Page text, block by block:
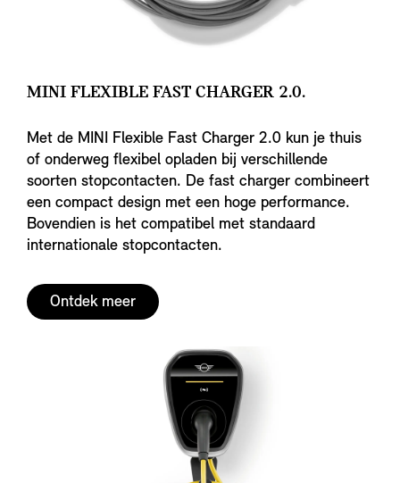
MINI FLEXIBLE FAST CHARGER 2.0.
Met de MINI Flexible Fast Charger 2.0 kun je thuis
of onderweg flexibel opladen bij verschillende
soorten stopcontacten. De fast charger combineert
een compact design met een hoge performance.
Bovendien is het compatibel met standaard
internationale stopcontacten.
Ontdek meer